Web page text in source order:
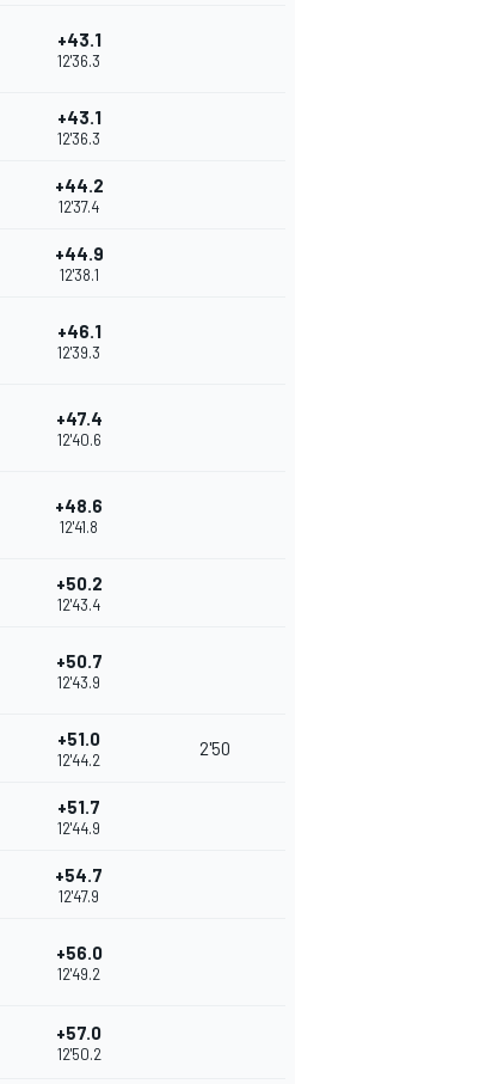
+43.1
12'36.3
+43.1
12'36.3
+44.2
12'37.4
+44.9
12'38.1
+46.1
12'39.3
+47.4
12'40.6
+48.6
12'41.8
+50.2
12'43.4
+50.7
12'43.9
+51.0
12'44.2
2'50
+51.7
12'44.9
+54.7
12'47.9
+56.0
12'49.2
+57.0
12'50.2